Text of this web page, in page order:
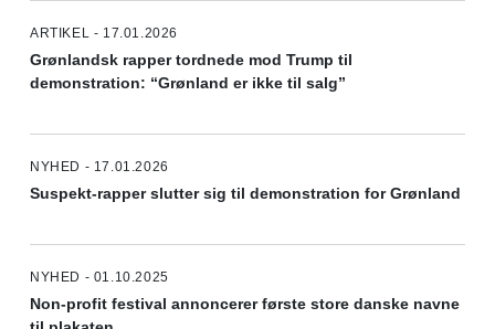
ARTIKEL - 17.01.2026
Grønlandsk rapper tordnede mod Trump til
demonstration: “Grønland er ikke til salg”
NYHED - 17.01.2026
Suspekt-rapper slutter sig til demonstration for Grønland
NYHED - 01.10.2025
Non-profit festival annoncerer første store danske navne